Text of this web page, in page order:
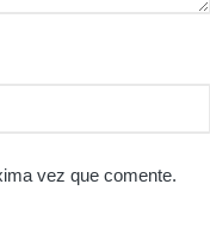
vez que comente.